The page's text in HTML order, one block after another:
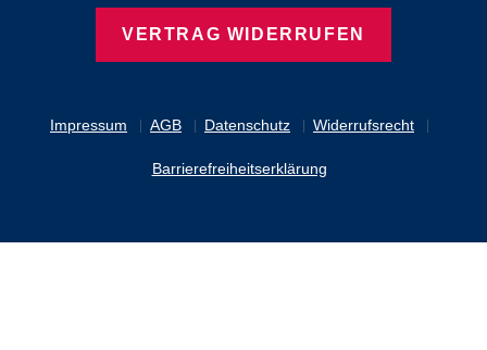
Impressum AGB Datenschutz Widerrufsrecht
Barrierefreiheitserklärung
VERTRAG WIDERRUFEN